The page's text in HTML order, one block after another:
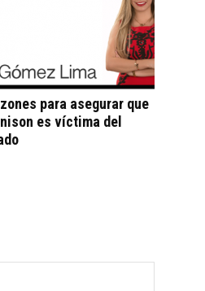
para asegurar que
es víctima del